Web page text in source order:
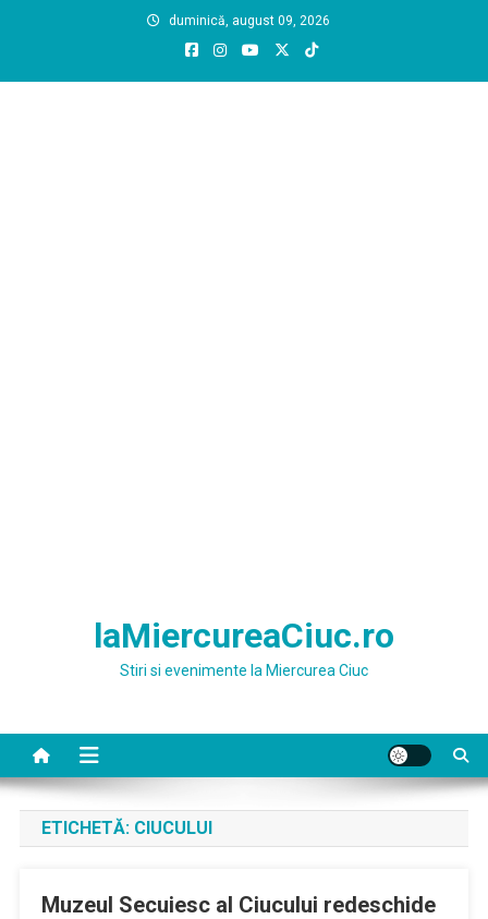
duminică, august 09, 2026
laMiercureaCiuc.ro
Stiri si evenimente la Miercurea Ciuc
ETICHETĂ: CIUCULUI
Muzeul Secuiesc al Ciucului redeschide